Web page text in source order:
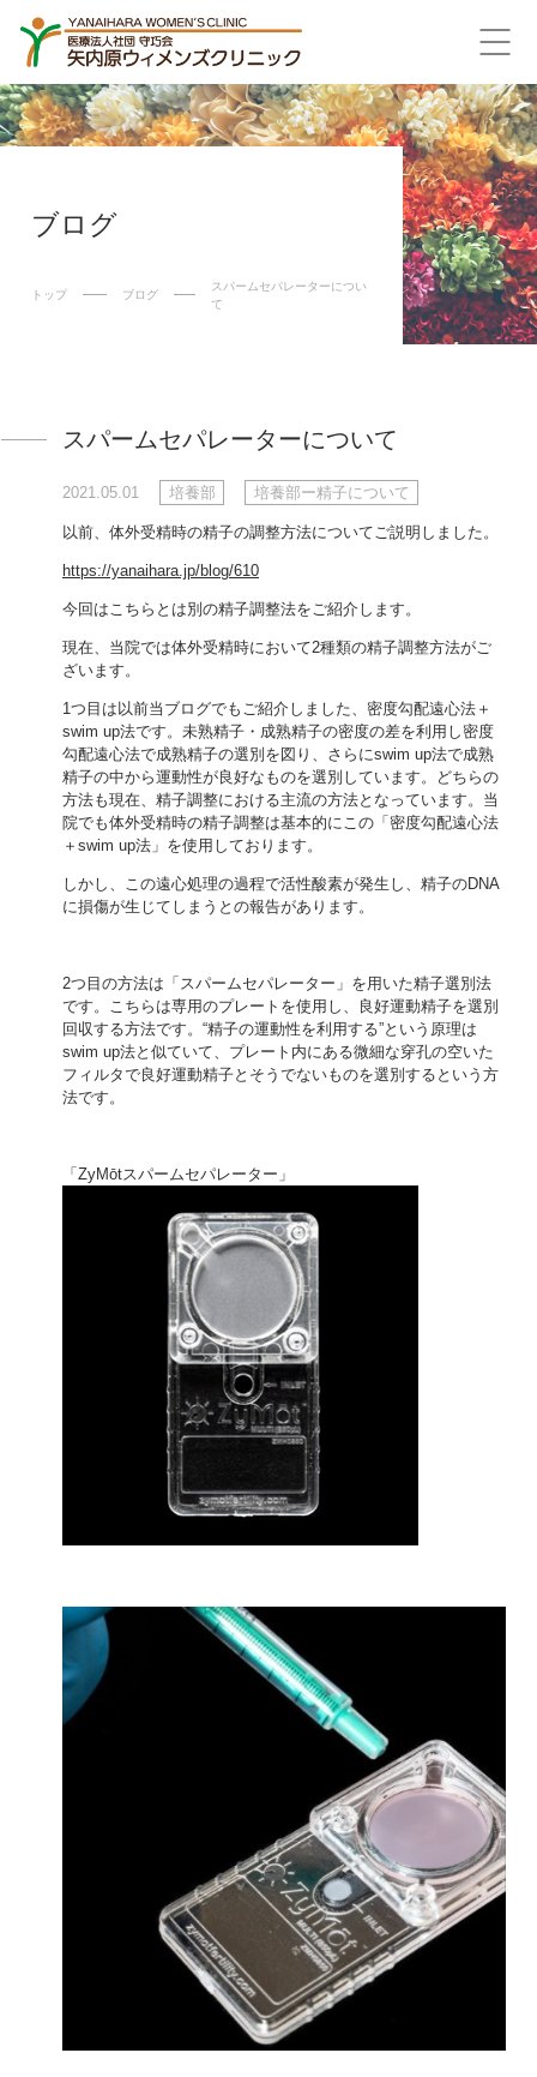
ブログ
トップ ブログ
スパームセパレーターについ
て
スパームセパレーターについて
2021.05.01 培養部 培養部ー精子について
以前、体外受精時の精子の調整方法についてご説明しました。
https://yanaihara.jp/blog/610
今回はこちらとは別の精子調整法をご紹介します。
現在、当院では体外受精時において2種類の精子調整方法がご
ざいます。
1つ目は以前当ブログでもご紹介しました、密度勾配遠心法＋
swim up法です。未熟精子・成熟精子の密度の差を利用し密度
勾配遠心法で成熟精子の選別を図り、さらにswim up法で成熟
精子の中から運動性が良好なものを選別しています。どちらの
方法も現在、精子調整における主流の方法となっています。当
院でも体外受精時の精子調整は基本的にこの「密度勾配遠心法
＋swim up法」を使用しております。
しかし、この遠心処理の過程で活性酸素が発生し、精子のDNA
に損傷が生じてしまうとの報告があります。
2つ目の方法は「スパームセパレーター」を用いた精子選別法
です。こちらは専用のプレートを使用し、良好運動精子を選別
回収する方法です。“精子の運動性を利用する”という原理は
swim up法と似ていて、プレート内にある微細な穿孔の空いた
フィルタで良好運動精子とそうでないものを選別するという方
法です。
「ZyMōtスパームセパレーター」